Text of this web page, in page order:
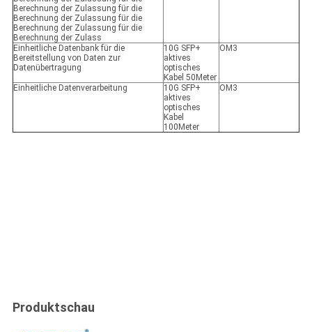
Berechnung der Zulassung für die
Berechnung der Zulassung für die
Berechnung der Zulassung für die
Berechnung der Zulass
Einheitliche Datenbank für die
Bereitstellung von Daten zur
Datenübertragung
10G SFP+
aktives
optisches
Kabel 50Meter
OM3
Einheitliche Datenverarbeitung
10G SFP+
aktives
optisches
Kabel
100Meter
OM3
Produktschau